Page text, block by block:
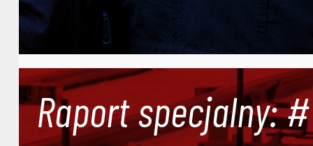
Raport specjalny: